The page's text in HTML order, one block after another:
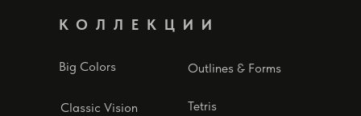
Outlines & Forms
Classic Vision
КОЛЛЕКЦИИ
Big Colors
Tetris